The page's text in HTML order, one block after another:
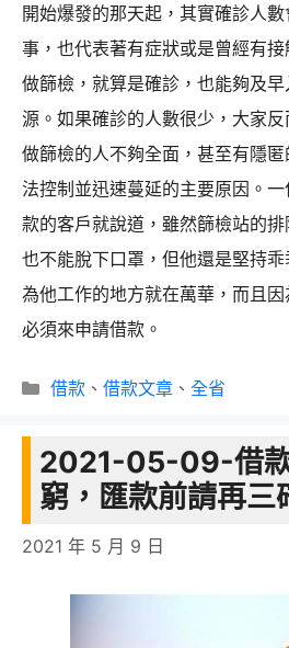
開始爆發的那天起，其實確診人
事，也代表著有症狀或是曾經有
做篩檢，就算是確診，也能夠及
源。如果確診的人數很少，大家
做篩檢的人不夠全面，甚至有隱
法控制並迅速蔓延的主要原因。
款的客戶就說道，雖然篩檢站的
也不能脫下口罩，但他還是堅持
為他工作的地方就在萬華，而且
必須來申請借款。
分
借款、 借款文章、 全省
2021-05-09-借
窮，匯款前請再三
2021 年 5 月 9 日